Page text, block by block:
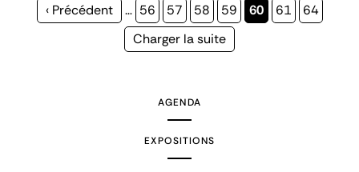
Page
‹ Précédent … Page
56 Page
57 Page
58 Page
59
Page
60 Page
61 Page
64
Page
Charger la suite
AGENDA
EXPOSITIONS